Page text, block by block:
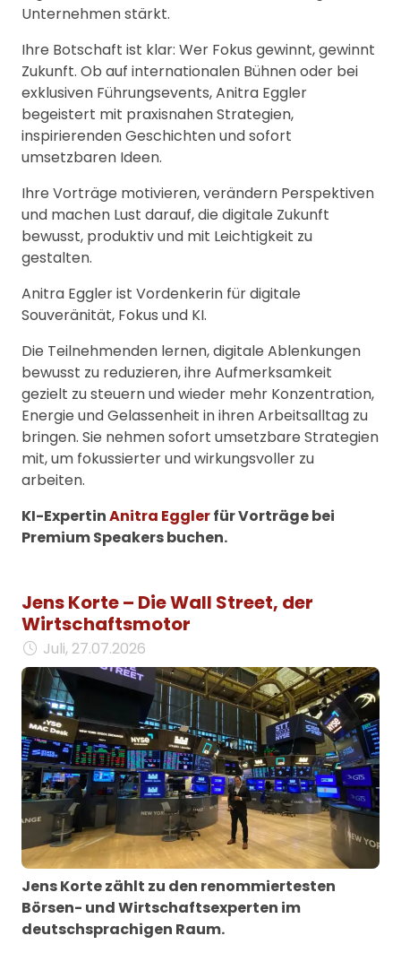
Unternehmen stärkt.
Ihre Botschaft ist klar: Wer Fokus gewinnt, gewinnt
Zukunft. Ob auf internationalen Bühnen oder bei
exklusiven Führungsevents, Anitra Eggler
begeistert mit praxisnahen Strategien,
inspirierenden Geschichten und sofort
umsetzbaren Ideen.
Ihre Vorträge motivieren, verändern Perspektiven
und machen Lust darauf, die digitale Zukunft
bewusst, produktiv und mit Leichtigkeit zu
gestalten.
Anitra Eggler ist Vordenkerin für digitale
Souveränität, Fokus und KI.
Die Teilnehmenden lernen, digitale Ablenkungen
bewusst zu reduzieren, ihre Aufmerksamkeit
gezielt zu steuern und wieder mehr Konzentration,
Energie und Gelassenheit in ihren Arbeitsalltag zu
bringen. Sie nehmen sofort umsetzbare Strategien
mit, um fokussierter und wirkungsvoller zu
arbeiten.
KI-ExpertinAnitra Egglerfür Vorträge bei
Premium Speakers buchen.
Jens Korte – Die Wall Street, der
Wirtschaftsmotor
Juli, 27.07.2026
Jens Korte zählt zu den renommiertesten
Börsen- und Wirtschaftsexperten im
deutschsprachigen Raum.